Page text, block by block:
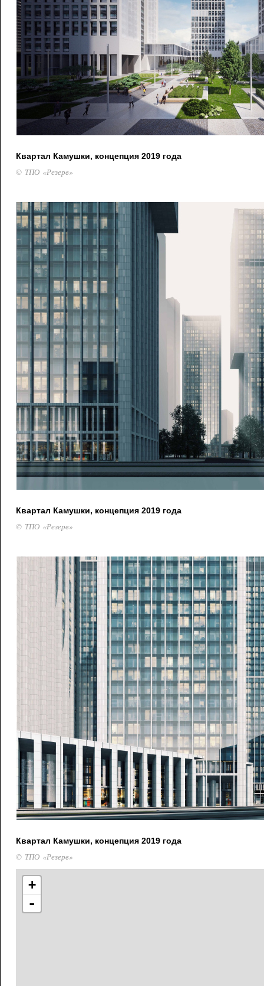
Квартал Камушки, концепция 2019 года
© ТПО «Резерв»
Квартал Камушки, концепция 2019 года
© ТПО «Резерв»
Квартал Камушки, концепция 2019 года
© ТПО «Резерв»
+
-